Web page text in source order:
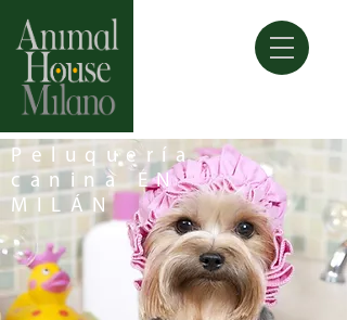
Peluquería
canina EN
MILÁN